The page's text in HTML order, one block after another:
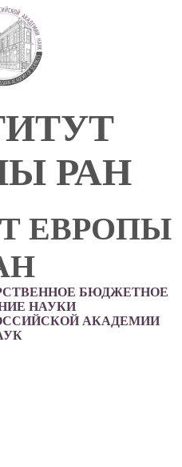
РАН
ЕВРОПЫ
БЮДЖЕТНОЕ
НАУКИ
АКАДЕМИИ